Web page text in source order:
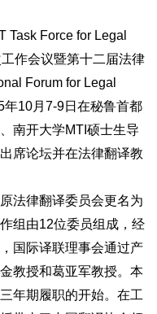
Task Force for Legal
作会议暨第十二届法律
Forum for Legal
10月7-9日在秘鲁首都
南开大学MTI硕士生导
席论坛并在法律翻译教
法律翻译委员会更名为
组由12位委员组成，经
国际译联理事会通过产
教授和葛亚军教授。本
年期履职的开始。在工